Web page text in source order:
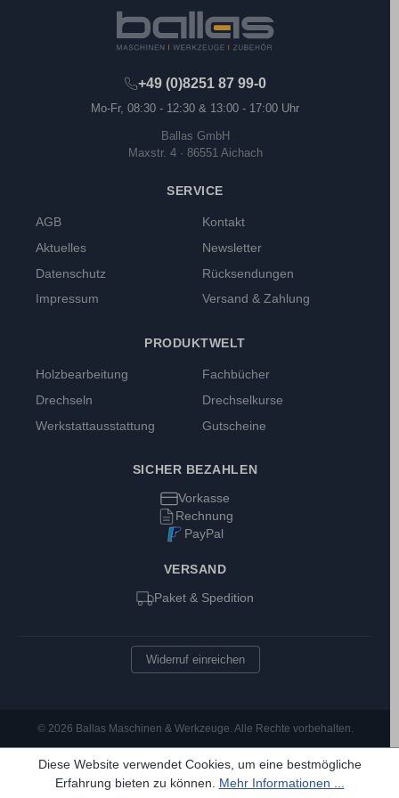
+49 (0)8251 87 99-0
Mo-Fr, 08:30 - 12:30 & 13:00 - 17:00 Uhr
Ballas GmbH
Maxstr. 4 · 86551 Aichach
SERVICE
AGB
Aktuelles
Datenschutz
Impressum
Kontakt
Newsletter
Rücksendungen
Versand & Zahlung
PRODUKTWELT
Holzbearbeitung
Drechseln
Werkstattausstattung
Fachbücher
Drechselkurse
Gutscheine
SICHER BEZAHLEN
Vorkasse
Rechnung
PayPal
VERSAND
Paket & Spedition
Widerruf einreichen
© 2026 Ballas Maschinen & Werkzeuge. Alle Rechte vorbehalten.
Diese Website verwendet Cookies, um eine bestmögliche
Erfahrung bieten zu können. Mehr Informationen ...